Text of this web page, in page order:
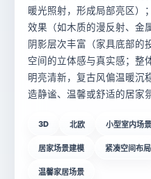
暖光照射，形成局部亮区）
效果（如木质的漫反射、金
阴影层次丰富（家具底部的
空间的立体感与真实感；整
明亮清新，复古风偏温暖沉
造静谧、温馨或舒适的居家
3D 北欧 小型室内场
居家场景建模 紧凑空间布局
温馨家居场景